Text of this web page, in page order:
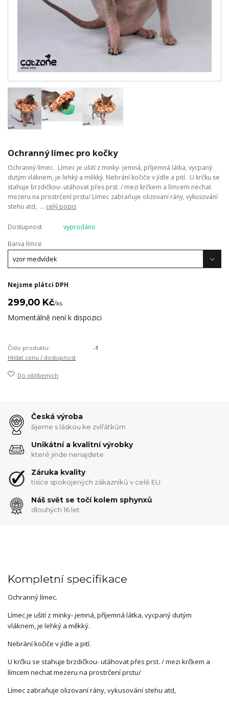
Ochranný límec pro kočky
Ochranný límec. Límec je ušití z minky- jemná, příjemná látka, vycpaný
dutým vláknem, je lehký a měkký. Nebrání kočiče v jídle a pití. U krčku se
stahuje brzdičkou- utáhovat přes prst. / mezi krčkem a límcem nechat
mezeru na prostrčení prstu/ Límec zabraňuje olizovaní rány, vykusování
stehu atd, ... celý popis
Dostupnost
vyprodáno
Barva límce
Nejsme plátci DPH
299,00 Kč/ks
Momentálně není k dispozici
Číslo produktu:
-1
Hlídat cenu / dostupnost
Do oblíbených
Česká výroba
šijeme s láskou ke zvířátkům
Unikátní a kvalitní výrobky
které jinde nenajdete
Záruka kvality
tisíce spokojených zákazníků v celé EU
Náš svět se točí kolem sphynxů
dlouhých 16 let
Kompletní specifikace
Ochranný límec.
Límec je ušití z minky- jemná, příjemná látka, vycpaný dutým
vláknem, je lehký a měkký.
Nebrání kočiče v jídle a pití.
U krčku se stahuje brzdičkou- utáhovat přes prst. / mezi krčkem a
límcem nechat mezeru na prostrčení prstu/
Límec zabraňuje olizovaní rány, vykusování stehu atd,